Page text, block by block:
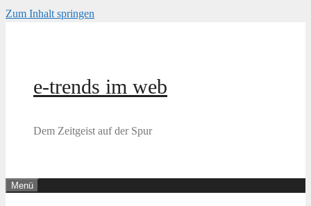
Zum Inhalt springen
e-trends im web
Dem Zeitgeist auf der Spur
Menü